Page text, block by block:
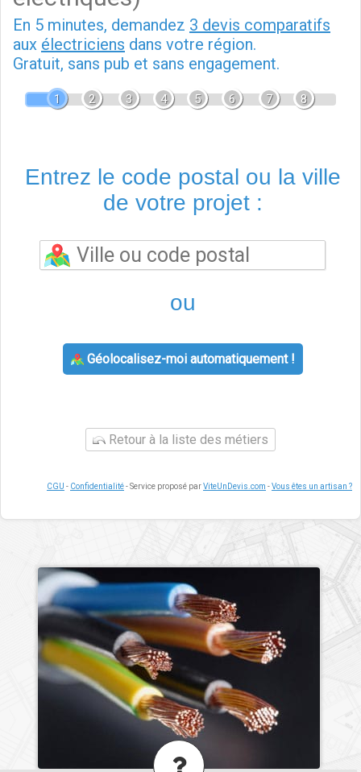
En 5 minutes, demandez 3 devis comparatifs
aux électriciens dans votre région.
Gratuit, sans pub et sans engagement.
1 2 3 4 5 6 7 8
Entrez le code postal ou la ville
de votre projet :
ou
Géolocalisez-moi automatiquement !
Retour à la liste des métiers
CGU - Confidentialité- Service proposé parViteUnDevis.com -Vous êtes un artisan ?